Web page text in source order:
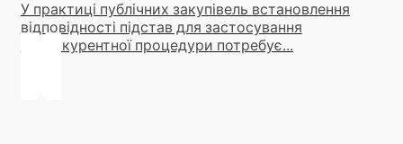
У практиці публічних закупівель встановлення
відповідності підстав для застосування
неконкурентної процедури потребує...